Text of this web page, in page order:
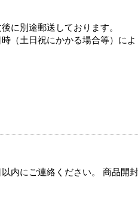
に別途郵送しております。
（土日祝にかかる場合等）に
内にご連絡ください。 商品開